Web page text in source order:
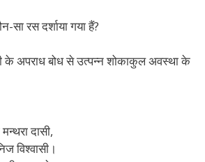
सा रस दर्शाया गया हैं?
के अपराध बोध से उत्पन्न शोकाकुल अवस्था के
दासी,
विश्वासी।